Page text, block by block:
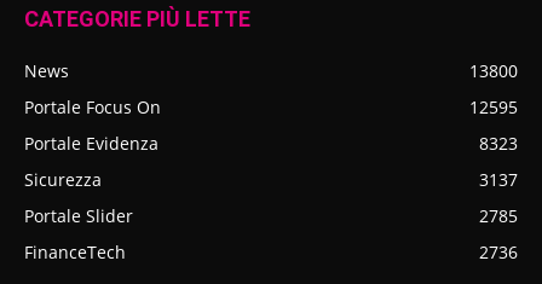
CATEGORIE PIÙ LETTE
News
13800
Portale Focus On
12595
Portale Evidenza
8323
Sicurezza
3137
Portale Slider
2785
FinanceTech
2736